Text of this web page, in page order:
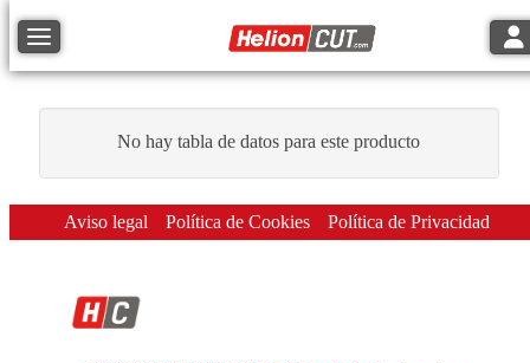
Toggle navigation
No hay tabla de datos para este producto
Aviso legal Política de Cookies Política de Privacidad